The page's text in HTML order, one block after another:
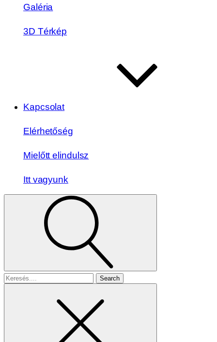
Galéria
3D Térkép
Kapcsolat
Elérhetőség
Mielőtt elindulsz
Itt vagyunk
Search